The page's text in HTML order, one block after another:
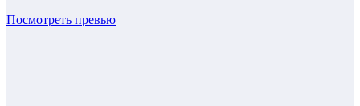
Посмотреть превью